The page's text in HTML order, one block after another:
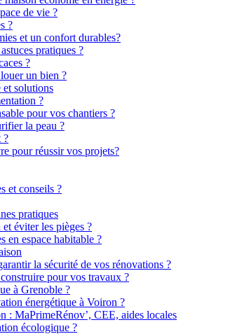
de vie ?
?
et un confort durables?
pratiques ?
?
un bien ?
et solutions
?
pour vos chantiers ?
la peau ?
?
pour réussir vos projets?
et conseils ?
pratiques
éviter les pièges ?
en espace habitable ?
la sécurité de vos rénovations ?
pour vos travaux ?
à Grenoble ?
énergétique à Voiron ?
: MaPrimeRénov’, CEE, aides locales
écologique ?